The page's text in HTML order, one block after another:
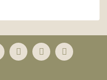
iletebilirsiniz.
ederiz.